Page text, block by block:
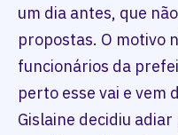
um dia antes, que
propostas. O motivo
funcionários da
perto esse vai e vem
Gislaine decidiu